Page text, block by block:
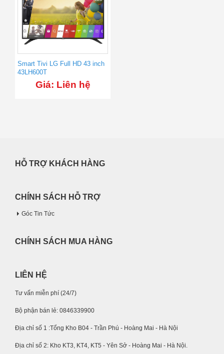
Smart Tivi LG Full HD 43 inch
43LH600T
Giá: Liên hệ
HỖ TRỢ KHÁCH HÀNG
CHÍNH SÁCH HỖ TRỢ
Góc Tin Tức
CHÍNH SÁCH MUA HÀNG
LIÊN HỆ
Tư vấn miễn phí (24/7)
Bộ phận bán lẻ: 0846339900
Địa chỉ số 1 :Tổng Kho B04 - Trần Phú - Hoàng Mai - Hà Nội
Địa chỉ số 2: Kho KT3, KT4, KT5 - Yên Sở - Hoàng Mai - Hà Nội.